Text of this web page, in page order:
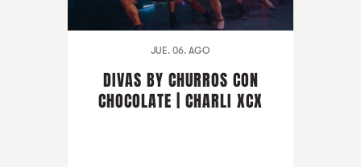
JUE. 06. AGO
DIVAS BY CHURROS CON
CHOCOLATE | CHARLI XCX